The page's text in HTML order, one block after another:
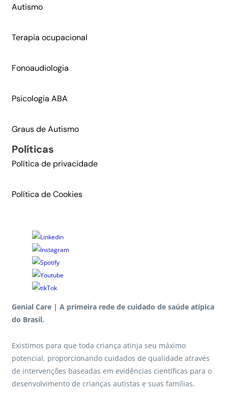
Autismo
Terapia ocupacional
Fonoaudiologia
Psicologia ABA
Graus de Autismo
Políticas
Política de privacidade
Política de Cookies
Genial Care | A primeira rede de cuidado de saúde atípica
do Brasil.
Existimos para que toda criança atinja seu máximo
potencial, proporcionando cuidados de qualidade através
de intervenções baseadas em evidências científicas para o
desenvolvimento de crianças autistas e suas famílias.